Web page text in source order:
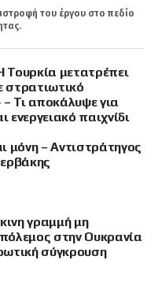
του έργου στο πεδίο
μετατρέπει
στρατιωτικό
Τι αποκάλυψε για
παιχνίδι
μόνη – Αντιστράτηγος
γραμμή μη
στην Ουκρανία
σύγκρουση